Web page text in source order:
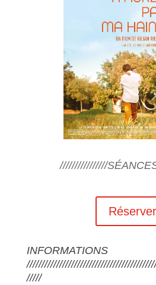
////////////////
Réserver
INFORMATIONS
/////